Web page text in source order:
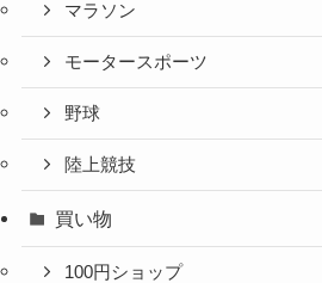
マラソン
モータースポーツ
野球
陸上競技
買い物
100円ショップ